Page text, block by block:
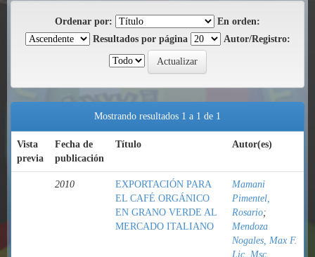
Ordenar por:
En orden:
Resultados por página
Autor/Registro:
Mostrando resultados 1 a 1 de 1
Vista
previa
Fecha de
publicación
Título Autor(es)
2010
EXPORTACIÓN PARA
EL CAFÉ ORGÁNICO
EN GRANO VERDE AL
MERCADO ITALIANO
Mamani
Pimentel,
Rosario;
Mendoza
Nogales, Max F.
Lic. Msc.